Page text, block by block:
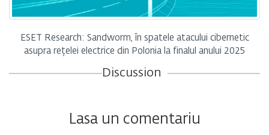
ESET Research: Sandworm, în spatele atacului cibernetic
asupra rețelei electrice din Polonia la finalul anului 2025
Discussion
Lasa un comentariu